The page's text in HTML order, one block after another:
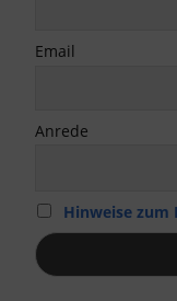
Email
Anrede
Hinweise zum